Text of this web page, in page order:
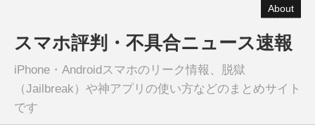
About
スマホ評判・不具合ニュース速報
iPhone・Androidスマホのリーク情報、脱獄
（Jailbreak）や神アプリの使い方などのまとめサイト
です